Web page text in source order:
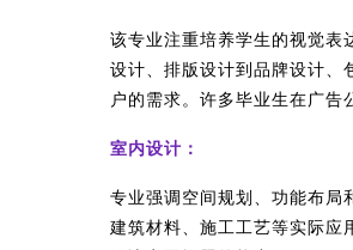
该专业注重培养学生的视觉表
设计、排版设计到品牌设计、
户的需求。许多毕业生在广告
室内设计：
专业强调空间规划、功能布局
建筑材料、施工工艺等实际应